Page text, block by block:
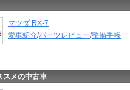
マツダ RX-7
愛車紹介/パーツレビュー/整備手帳
スメの中古車